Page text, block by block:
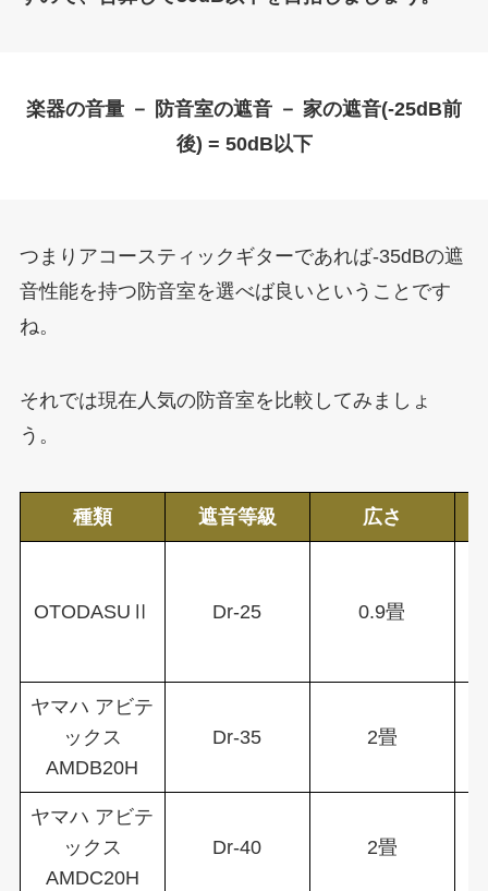
楽器の音量 － 防音室の遮音 － 家の遮音(-25dB前
後) = 50dB以下
つまりアコースティックギターであれば-35dBの遮
音性能を持つ防音室を選べば良いということです
ね。
それでは現在人気の防音室を比較してみましょ
う。
種類 遮音等級 広さ
OTODASUⅡ Dr-25 0.9畳
ヤマハ アビテ
ックス
AMDB20H
Dr-35 2畳
ヤマハ アビテ
ックス
AMDC20H
Dr-40 2畳